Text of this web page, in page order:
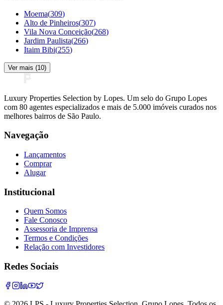
Moema(309)
Alto de Pinheiros(307)
Vila Nova Conceição(268)
Jardim Paulista(266)
Itaim Bibi(255)
Ver mais (10)
Luxury Properties Selection by Lopes. Um selo do Grupo Lopes
com 80 agentes especializados e mais de 5.000 imóveis curados nos
melhores bairros de São Paulo.
Navegação
Lançamentos
Comprar
Alugar
Institucional
Quem Somos
Fale Conosco
Assessoria de Imprensa
Termos e Condições
Relação com Investidores
Redes Sociais